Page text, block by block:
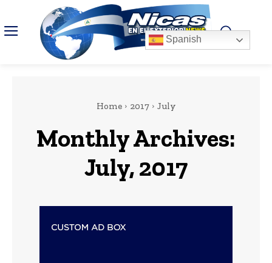
Home 2017 July
Monthly Archives:
July, 2017
Spanish